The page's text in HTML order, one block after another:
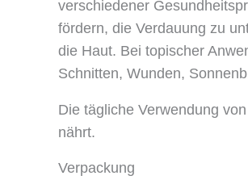
verschiedener
fördern, die Verdauung zu
die Haut. Bei topischer
Schnitten, Wunden,
Die tägliche Verwendung
nährt.
Verpackung